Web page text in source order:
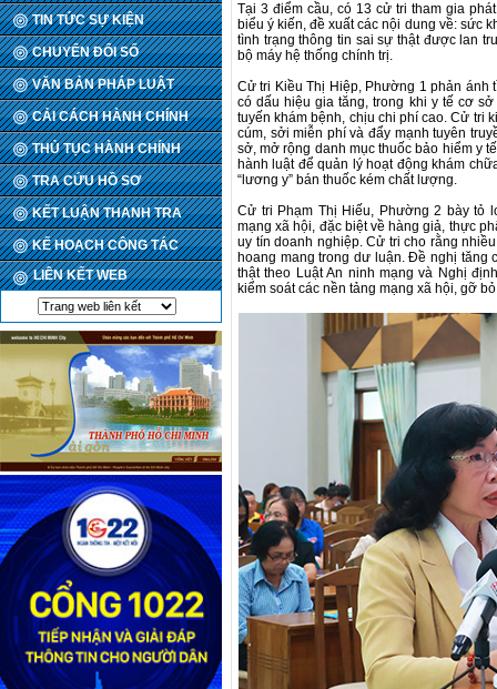
TIN TỨC SỰ KIỆN
CHUYỂN ĐỔI SỐ
VĂN BẢN PHÁP LUẬT
CẢI CÁCH HÀNH CHÍNH
THỦ TỤC HÀNH CHÍNH
TRA CỨU HỒ SƠ
KẾT LUẬN THANH TRA
KẾ HOẠCH CÔNG TÁC
LIÊN KẾT WEB
Tại 3 điểm cầu, có 13 cử tri tham gia
biểu ý kiến, đề xuất các nội dung về: sức
tình trạng thông tin sai sự thật được lan
bộ máy hệ thống chính trị.
Cử tri Kiều Thị Hiệp, Phường 1 phản ánh
có dấu hiệu gia tăng, trong khi y tế cơ
tuyến khám bệnh, chịu chi phí cao. Cử tri
cúm, sởi miễn phí và đẩy mạnh tuyên
sở, mở rộng danh mục thuốc bảo hiểm y
hành luật để quản lý hoạt động khám
“lương y” bán thuốc kém chất lượng.
Cử tri Phạm Thị Hiếu, Phường 2 bày tỏ
mạng xã hội, đặc biệt về hàng giả, thực
uy tín doanh nghiệp. Cử tri cho rằng
hoang mang trong dư luận. Đề nghị tăng
thật theo Luật An ninh mạng và Nghị
kiểm soát các nền tảng mạng xã hội, gỡ